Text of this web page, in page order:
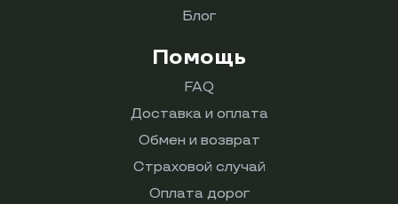
Блог
Помощь
FAQ
Доставка и оплата
Обмен и возврат
Страховой случай
Оплата дорог